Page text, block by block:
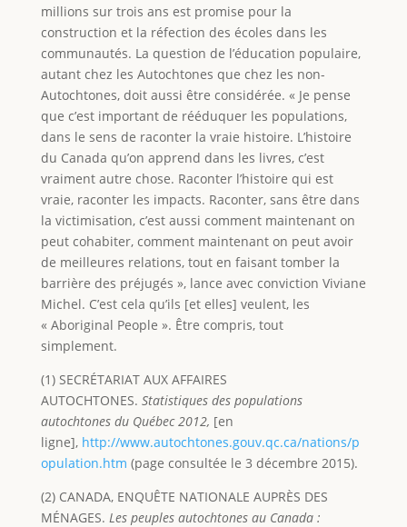
millions sur trois ans est promise pour la
construction et la réfection des écoles dans les
communautés. La question de l’éducation populaire,
autant chez les Autochtones que chez les non-
Autochtones, doit aussi être considérée. « Je pense
que c’est important de rééduquer les populations,
dans le sens de raconter la vraie histoire. L’histoire
du Canada qu’on apprend dans les livres, c’est
vraiment autre chose. Raconter l’histoire qui est
vraie, raconter les impacts. Raconter, sans être dans
la victimisation, c’est aussi comment maintenant on
peut cohabiter, comment maintenant on peut avoir
de meilleures relations, tout en faisant tomber la
barrière des préjugés », lance avec conviction Viviane
Michel. C’est cela qu’ils [et elles] veulent, les
« Aboriginal People ». Être compris, tout
simplement.
(1) SECRÉTARIAT AUX AFFAIRES
AUTOCHTONES. Statistiques des populations
autochtones du Québec 2012, [en
ligne], http://www.autochtones.gouv.qc.ca/nations/p
opulation.htm (page consultée le 3 décembre 2015).
(2) CANADA, ENQUÊTE NATIONALE AUPRÈS DES
MÉNAGES. Les peuples autochtones au Canada :